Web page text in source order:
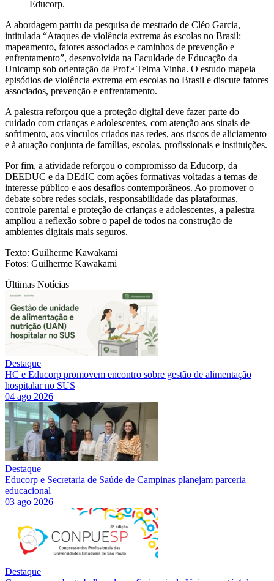
Educorp.
A abordagem partiu da pesquisa de mestrado de Cléo Garcia,
intitulada “Ataques de violência extrema às escolas no Brasil:
mapeamento, fatores associados e caminhos de prevenção e
enfrentamento”, desenvolvida na Faculdade de Educação da
Unicamp sob orientação da Prof.ᵃ Telma Vinha. O estudo mapeia
episódios de violência extrema em escolas no Brasil e discute fatores
associados, prevenção e enfrentamento.
A palestra reforçou que a proteção digital deve fazer parte do
cuidado com crianças e adolescentes, com atenção aos sinais de
sofrimento, aos vínculos criados nas redes, aos riscos de aliciamento
e à atuação conjunta de famílias, escolas, profissionais e instituições.
Por fim, a atividade reforçou o compromisso da Educorp, da
DEEDUC e da DEdIC com ações formativas voltadas a temas de
interesse público e aos desafios contemporâneos. Ao promover o
debate sobre redes sociais, responsabilidade das plataformas,
controle parental e proteção de crianças e adolescentes, a palestra
ampliou a reflexão sobre o papel de todos na construção de
ambientes digitais mais seguros.
Texto: Guilherme Kawakami
Fotos: Guilherme Kawakami
Últimas Notícias
Destaque
HC e Educorp promovem encontro sobre gestão de alimentação
hospitalar no SUS
04 ago 2026
Destaque
Educorp e Secretaria de Saúde de Campinas planejam parceria
educacional
03 ago 2026
Destaque